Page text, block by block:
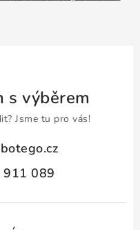
s výběrem
Jsme tu pro vás!
botego.cz
089